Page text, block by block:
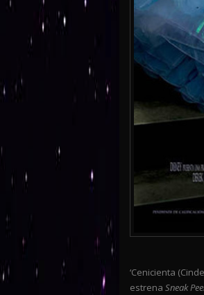
‘Cenicienta
estrena Sneak